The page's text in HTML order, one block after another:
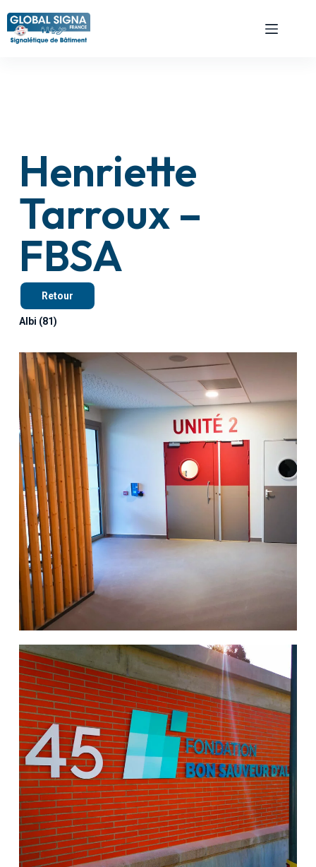
Henriette
Tarroux –
FBSA
Retour
Albi (81)